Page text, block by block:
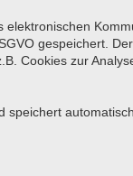
elektronischen
gespeichert.
Cookies zur
speichert